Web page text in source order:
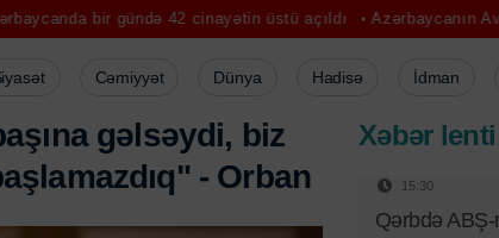
gündə 42 cinayətin üstü açıldı Azərbaycanın Avropa Şurası
Cəmiyyət Dünya Hadisə İdman
aşına gəlsəydi, biz
aşlamazdıq" - Orban
Xəbər lenti
15:30
Qərbdə ABŞ-